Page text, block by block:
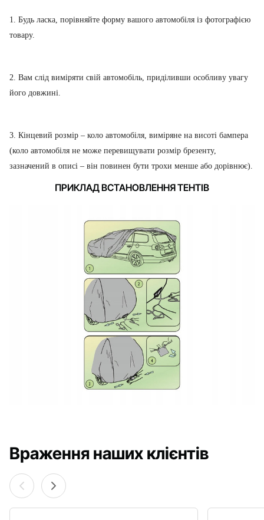
1. Будь ласка, порівняйте форму вашого автомобіля із фотографією
товару.
2. Вам слід виміряти свій автомобіль, приділивши особливу увагу
його довжині.
3. Кінцевий розмір – коло автомобіля, виміряне на висоті бампера
(коло автомобіля не може перевищувати розмір брезенту,
зазначений в описі – він повинен бути трохи менше або дорівнює).
ПРИКЛАД ВСТАНОВЛЕННЯ ТЕНТІВ
Враження наших клієнтів